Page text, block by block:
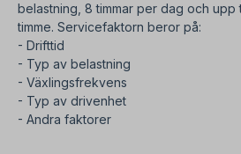
belastning, 8 timmar per dag och upp
timme. Servicefaktorn beror på:
- Drifttid
- Typ av belastning
- Växlingsfrekvens
- Typ av drivenhet
- Andra faktorer